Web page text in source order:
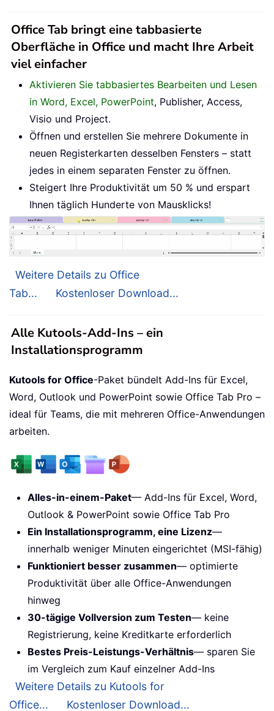
Office Tab bringt eine tabbasierte
Oberfläche in Office und macht Ihre Arbeit
viel einfacher
Aktivieren Sie tabbasiertes Bearbeiten und Lesen
in Word, Excel, PowerPoint, Publisher, Access,
Visio und Project.
Öffnen und erstellen Sie mehrere Dokumente in
neuen Registerkarten desselben Fensters – statt
jedes in einem separaten Fenster zu öffnen.
Steigert Ihre Produktivität um 50 % und erspart
Ihnen täglich Hunderte von Mausklicks!
Weitere Details zu Office
Tab...
Kostenloser Download...
Alle Kutools-Add-Ins – ein
Installationsprogramm
Kutools for Office-Paket bündelt Add-Ins für Excel,
Word, Outlook und PowerPoint sowie Office Tab Pro –
ideal für Teams, die mit mehreren Office-Anwendungen
arbeiten.
Alles-in-einem-Paket— Add-Ins für Excel, Word,
Outlook & PowerPoint sowie Office Tab Pro
Ein Installationsprogramm, eine Lizenz—
innerhalb weniger Minuten eingerichtet (MSI-fähig)
Funktioniert besser zusammen— optimierte
Produktivität über alle Office-Anwendungen
hinweg
30-tägige Vollversion zum Testen— keine
Registrierung, keine Kreditkarte erforderlich
Bestes Preis-Leistungs-Verhältnis— sparen Sie
im Vergleich zum Kauf einzelner Add-Ins
Weitere Details zu Kutools for
Office...
Kostenloser Download...